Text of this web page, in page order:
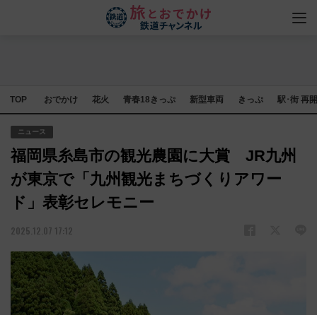
TOP おでかけ 花火 青春18きっぷ 新型車両 きっぷ 駅･街 再
ニュース
福岡県糸島市の観光農園に大賞 JR九州
が東京で「九州観光まちづくりアワー
ド」表彰セレモニー
2025.12.07 17:12